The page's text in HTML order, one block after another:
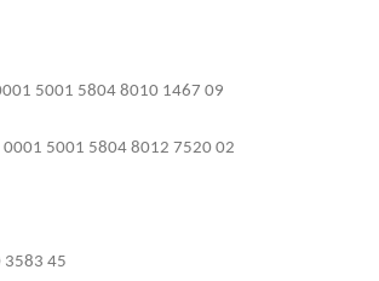
5001 5804 8010 1467 09
0001 5001 5804 8012 7520 02
3583 45